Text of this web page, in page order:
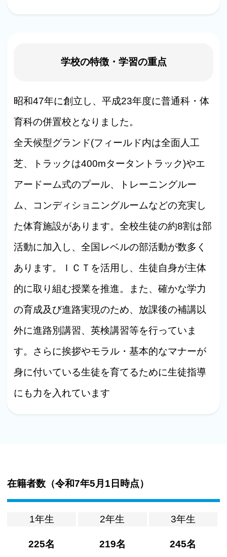
学校の特徴・学習の重点
昭和47年に創立し、平成23年度に普通科・体
育科の併置校となりました。
全天候型グランド(フィールド内は全面人工
芝、トラックは400mタータントラック)やエ
アードーム式のプール、トレーニングルー
ム、コンディショニングルームなどの充実し
た体育施設があります。全校生徒の約8割は部
活動に加入し、全国レベルの部活動が数多く
あります。ＩＣＴを活用し、生徒自身が主体
的に取り組む授業を推進。また、確かな学力
の育成及び進路実現のため、放課後の補講以
外に進路別講習、英検講習等を行っていま
す。さらに挨拶やモラル・基本的なマナーが
身に付いている生徒を育てるために生徒指導
にも力を入れています
在籍者数（令和7年5月1日時点）
1年生
225名
2年生
219名
3年生
245名